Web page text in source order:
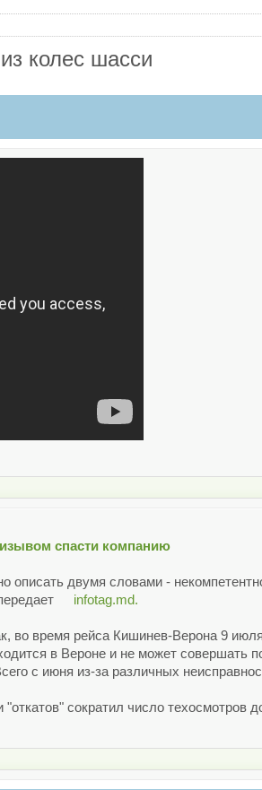
колес шасси
спасти компанию
описать двумя словами -
infotag.md.
во время рейса Кишинев-Верона 9
в Вероне и не может совершать
с июня из-за различных
сократил число техосмотров